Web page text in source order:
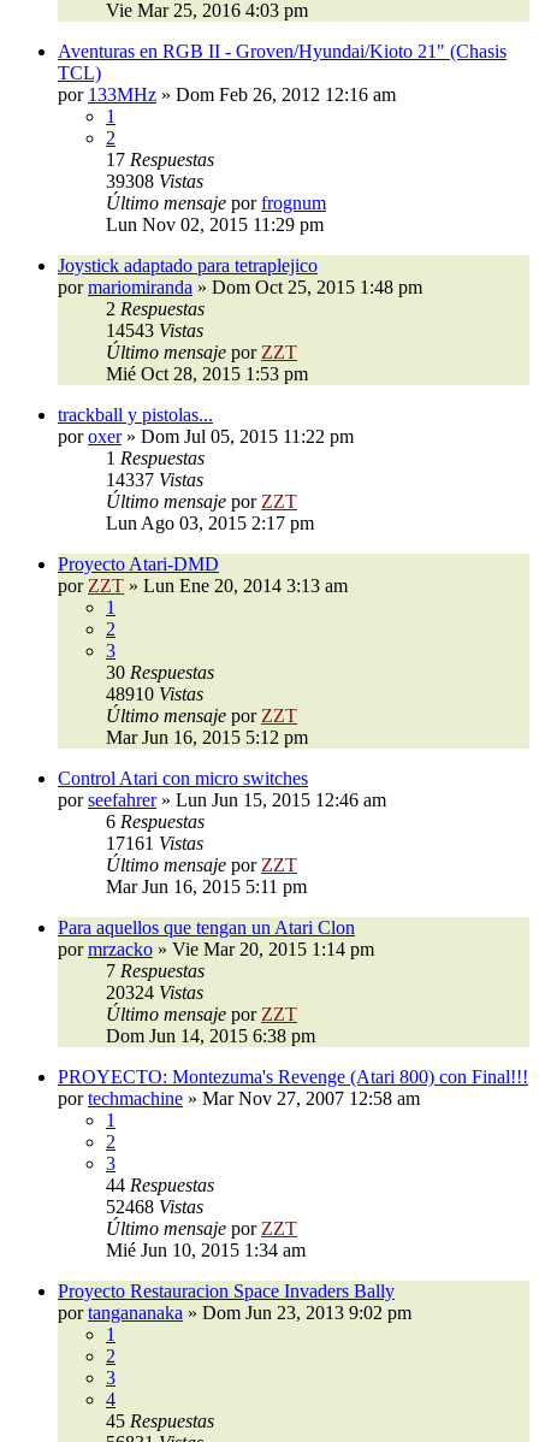
Vie Mar 25, 2016 4:03 pm
Aventuras en RGB II - Groven/Hyundai/Kioto 21" (Chasis
TCL)
por 133MHz » Dom Feb 26, 2012 12:16 am
1
2
17 Respuestas
39308 Vistas
Último mensaje porfrognum
Lun Nov 02, 2015 11:29 pm
Joystick adaptado para tetraplejico
pormariomiranda » Dom Oct 25, 2015 1:48 pm
2 Respuestas
14543 Vistas
Último mensaje por ZZT
Mié Oct 28, 2015 1:53 pm
trackball y pistolas...
poroxer» Dom Jul 05, 2015 11:22 pm
1 Respuestas
14337 Vistas
Último mensaje por ZZT
Lun Ago 03, 2015 2:17 pm
Proyecto Atari-DMD
por ZZT » Lun Ene 20, 2014 3:13 am
1
2
3
30 Respuestas
48910 Vistas
Último mensaje por ZZT
Mar Jun 16, 2015 5:12 pm
Control Atari con micro switches
porseefahrer» Lun Jun 15, 2015 12:46 am
6 Respuestas
17161 Vistas
Último mensaje por ZZT
Mar Jun 16, 2015 5:11 pm
Para aquellos que tengan un Atari Clon
pormrzacko » Vie Mar 20, 2015 1:14 pm
7 Respuestas
20324 Vistas
Último mensaje por ZZT
Dom Jun 14, 2015 6:38 pm
PROYECTO: Montezuma's Revenge (Atari 800) con Final!!!
portechmachine » Mar Nov 27, 2007 12:58 am
1
2
3
44 Respuestas
52468 Vistas
Último mensaje por ZZT
Mié Jun 10, 2015 1:34 am
Proyecto Restauracion Space Invaders Bally
portangananaka » Dom Jun 23, 2013 9:02 pm
1
2
3
4
45 Respuestas